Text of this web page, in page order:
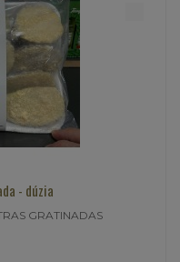
- dúzia
GRATINADAS